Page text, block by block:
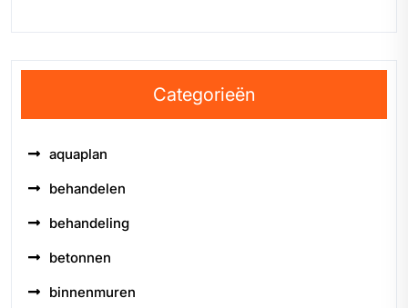
Categorieën
aquaplan
behandelen
behandeling
betonnen
binnenmuren